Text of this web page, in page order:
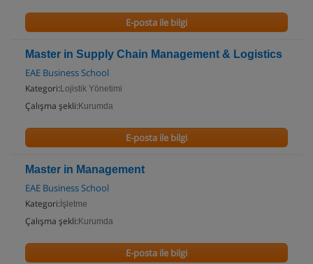
E-posta ile bilgi
Master in Supply Chain Management & Logistics
EAE Business School
Kategori: Lojistik Yönetimi
Çalışma şekli: Kurumda
E-posta ile bilgi
Master in Management
EAE Business School
Kategori: İşletme
Çalışma şekli: Kurumda
E-posta ile bilgi